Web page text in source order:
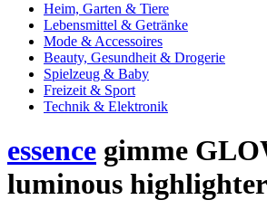
Heim, Garten & Tiere
Lebensmittel & Getränke
Mode & Accessoires
Beauty, Gesundheit & Drogerie
Spielzeug & Baby
Freizeit & Sport
Technik & Elektronik
essence gimme
luminous highlighter